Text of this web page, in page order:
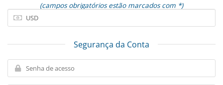
(campos obrigatórios estão marcados com *)
Segurança da Conta